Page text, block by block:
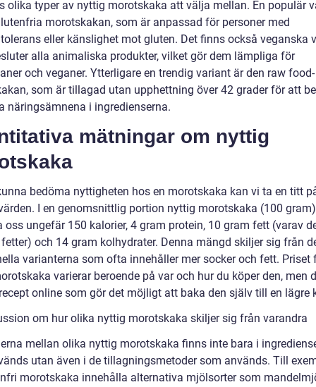
olika typer av nyttig morotskaka att välja mellan. En populär
morotskakan, som är anpassad för personer med
eller känslighet mot gluten. Det finns också veganska
alla animaliska produkter, vilket gör dem lämpliga för
och veganer. Ytterligare en trendig variant är den raw food-
som är tillagad utan upphettning över 42 grader för att
näringsämnena i ingredienserna.
mätningar om nyttig
bedöma nyttigheten hos en morotskaka kan vi ta en titt
I en genomsnittlig portion nyttig morotskaka (100
oss ungefär 150 kalorier, 4 gram protein, 10 gram fett (varav
och 14 gram kolhydrater. Denna mängd skiljer sig från
varianterna som ofta innehåller mer socker och fett. Priset
varierar beroende på var och hur du köper den, men
online som gör det möjligt att baka den själv till en lägre
om hur olika nyttig morotskaka skiljer sig från varandra
mellan olika nyttig morotskaka finns inte bara i
utan även i de tillagningsmetoder som används. Till
morotskaka innehålla alternativa mjölsorter som